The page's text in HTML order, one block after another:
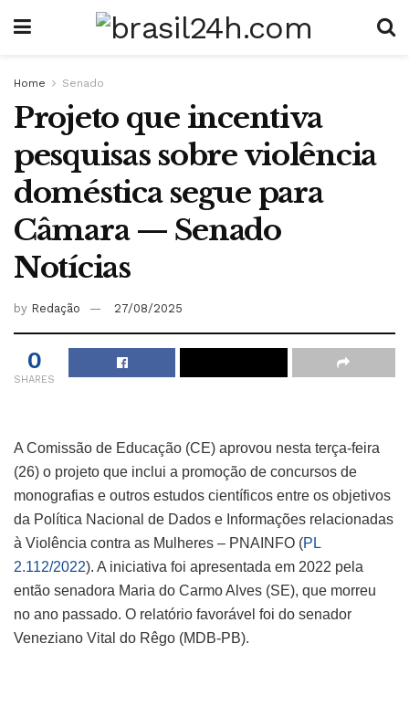
Home Senado
Projeto que incentiva
pesquisas sobre violência
doméstica segue para
Câmara — Senado
Notícias
by Redação 27/08/2025
0
SHARES
A Comissão de Educação (CE) aprovou nesta terça-feira
(26) o projeto que inclui a promoção de concursos de
monografias e outros estudos científicos entre os objetivos
da Política Nacional de Dados e Informações relacionadas
à Violência contra as Mulheres – PNAINFO (PL
2.112/2022). A iniciativa foi apresentada em 2022 pela
então senadora Maria do Carmo Alves (SE), que morreu
no ano passado. O relatório favorável foi do senador
Veneziano Vital do Rêgo (MDB-PB).